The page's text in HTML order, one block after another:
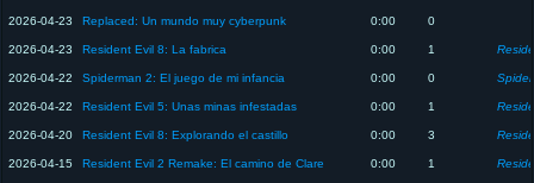
2026-04-23 Replaced: Un mundo muy cyberpunk 0:00 0
2026-04-23 Resident Evil 8: La fabrica 0:00 1
2026-04-22 Spiderman 2: El juego de mi infancia 0:00 0
2026-04-22 Resident Evil 5: Unas minas infestadas 0:00 1
2026-04-20 Resident Evil 8: Explorando el castillo 0:00 3
2026-04-15 Resident Evil 2 Remake: El camino de Clare 0:00 1